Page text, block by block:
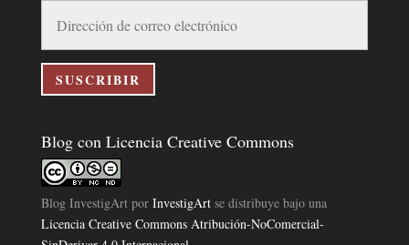
correo
electrónico
SUSCRIBIR
Blog con Licencia Creative Commons
Blog InvestigArtpor InvestigArtse distribuye bajo una
Licencia Creative Commons Atribución-NoComercial-